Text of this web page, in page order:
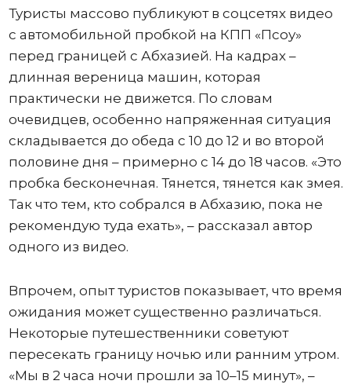
Туристы массово публикуют в соцсетях видео
с автомобильной пробкой на КПП «Псоу»
перед границей с Абхазией. На кадрах –
длинная вереница машин, которая
практически не движется. По словам
очевидцев, особенно напряженная ситуация
складывается до обеда с 10 до 12 и во второй
половине дня – примерно с 14 до 18 часов. «Это
пробка бесконечная. Тянется, тянется как змея.
Так что тем, кто собрался в Абхазию, пока не
рекомендую туда ехать», – рассказал автор
одного из видео.
Впрочем, опыт туристов показывает, что время
ожидания может существенно различаться.
Некоторые путешественники советуют
пересекать границу ночью или ранним утром.
«Мы в 2 часа ночи прошли за 10–15 минут», –